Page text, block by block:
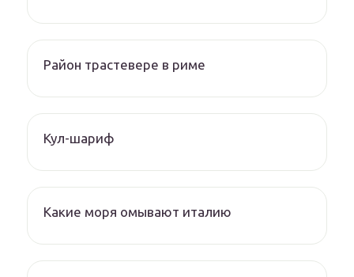
Район трастевере в риме
Кул-шариф
Какие моря омывают италию